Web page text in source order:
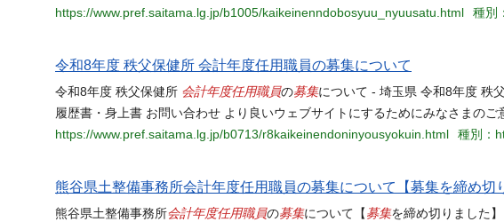
https://www.pref.saitama.lg.jp/b1005/kaikeinenndobosyuu_nyuusatu.html
種別
令和8年度 秩父保健所 会計年度任用職員の募集について
令和8年度 秩父保健所 会計年度任用職員の募集について - 埼玉県 令和8年度 秩
履歴書・身上書 お問い合わせ より良いウェブサイトにするためにみなさまのご
https://www.pref.saitama.lg.jp/b0713/r8kaikeinendoninyousyokuin.html
種別：
熊谷県土整備事務所会計年度任用職員の募集について【募集を締め切
熊谷県土整備事務所会計年度任用職員の募集について【 募集を締め切りました